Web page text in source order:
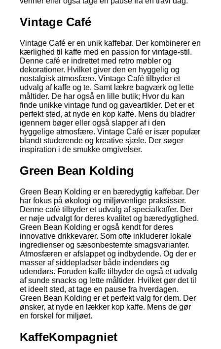
Vintage Café
Vintage Café er en unik kaffebar. Der kombinerer en
kærlighed til kaffe med en passion for vintage-stil.
Denne café er indrettet med retro møbler og
dekorationer. Hvilket giver den en hyggelig og
nostalgisk atmosfære. Vintage Café tilbyder et
udvalg af kaffe og te. Samt lækre bagværk og lette
måltider. De har også en lille butik; Hvor du kan
finde unikke vintage fund og gaveartikler. Det er et
perfekt sted, at nyde en kop kaffe. Mens du bladrer
igennem bøger eller også slapper af i den
hyggelige atmosfære. Vintage Café er især populær
blandt studerende og kreative sjæle. Der søger
inspiration i de smukke omgivelser.
Green Bean Kolding
Green Bean Kolding er en bæredygtig kaffebar. Der
har fokus på økologi og miljøvenlige praksisser.
Denne café tilbyder et udvalg af specialkaffer. Der
er nøje udvalgt for deres kvalitet og bæredygtighed.
Green Bean Kolding er også kendt for deres
innovative drikkevarer. Som ofte inkluderer lokale
ingredienser og sæsonbestemte smagsvarianter.
Atmosfæren er afslappet og indbydende. Og der er
masser af siddepladser både indendørs og
udendørs. Foruden kaffe tilbyder de også et udvalg
af sunde snacks og lette måltider. Hvilket gør det til
et ideelt sted, at tage en pause fra hverdagen.
Green Bean Kolding er et perfekt valg for dem. Der
ønsker, at nyde en lækker kop kaffe. Mens de gør
en forskel for miljøet.
KaffeKompagniet